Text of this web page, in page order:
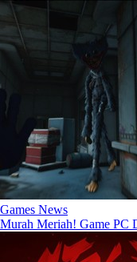
Games News
Murah Meriah! Game PC